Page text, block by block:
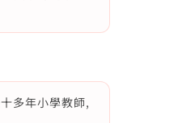
多年小學教師,